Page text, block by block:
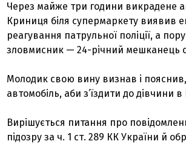
Через майже три години викрадене
Криниця біля супермаркету виявив
реагування патрульної поліції, а
зловмисник — 24-річний мешканець
Молодик свою вину визнав і
автомобіль, аби з’їздити до дівчини в
Вирішується питання про
підозру за ч. 1 ст. 289 КК України й